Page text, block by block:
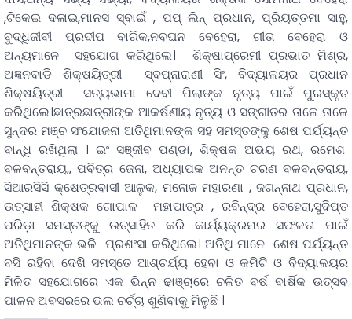
,ଟିକେଇ ଦଳାଇ,ମାନସ ସ୍ବାଇଁ , ପପ୍ ଲିନ୍ ପ୍ରଧାନ, ପ୍ରିୟତ୍ତମା ସାହୁ,
ବୁଦ୍ଧିଜୀବୀ ପ୍ରଦୀପ ବାରିକ,ନବଘନ ବେହେରା, ଗୀତା ବେହେରା ଓ
ଅନ୍ୟମାନେ ସହଯୋଗ କରିଥିଲେ। ଶିକ୍ଷାପ୍ରେମୀ ପ୍ରଭାତ ମିଶ୍ର,
ଅଜ୍ଞନବାଡି ଶିକ୍ଷୟିତ୍ରୀ ସ୍ବପ୍ନାରାଣୀ ସିଂ, ବିଦ୍ୟାଳୟର ପ୍ରଧାନ
ଶିକ୍ଷୟିତ୍ରୀ ସତ୍ୟଭାମା ଦେବୀ ପିଲାଙ୍କ ନୃତ୍ୟ ପାଇଁ ପୁରସ୍କୃତ
କରିଥିଲେ।ଛାତ୍ରଛାତ୍ରୀଙ୍କ ଆକର୍ଷଣୀୟ ନୃତ୍ୟ ଓ ସଙ୍ଗୀତର ତାଳେ ତାଳେ
ସୁନ୍ଦର ମଞ୍ଚ ସଂଯୋଜନା ଅତିଥିମାନଙ୍କ ସହ ସମସ୍ତଙ୍କୁ ଶେଷ ପର୍ଯ୍ୟନ୍ତ
ବାନ୍ଧି ରଖିଥିଲା । ଇଂ ସଞ୍ଜୀବ ପଣ୍ଡା, ଶିକ୍ଷକ ଅଭୟ ରଥ, ରମେଶ
ବଳବନ୍ତରାୟ,, ପବିତ୍ର ଜେନା, ଅଧ୍ୟାପକ ଅନନ୍ତ ଚରଣ ବଳବନ୍ତରାୟ,
ସିଆରସିସି କ୍ଷେତ୍ରବାସୀ ଆଳୁକ, ମନୋଜ ମହାରଣା , ଜଗନ୍ନାଥ ପ୍ରଧାନ,
ଉତ୍ସାହୀ ଶିକ୍ଷକ ଗୋପାଳ ମହାପାତ୍ର , ରବିନ୍ଦ୍ର ବେହେରା,ସୁଦିପ୍ତ
ପରିଡ଼ା ସମସ୍ତଙ୍କୁ ଉତ୍ସାହିତ କରି କାର୍ଯ୍ୟକ୍ରମର ସଫଳତା ପାଇଁ
ଅତିଥିମାନଙ୍କ ଭଳି ପ୍ରଶଂସା କରିଥିଲେ। ଅତିଥି ମାନେ ଶେଷ ପର୍ଯ୍ୟନ୍ତ
ବସି ରହିବା ଦେଖି ସମସ୍ତେ ଆଶ୍ଚର୍ଯ୍ୟ ହେବା ଓ କମିଟି ଓ ବିଦ୍ୟାଳୟର
ମିଳିତ ସହଯୋଗରେ ଏକ ଭିନ୍ନ ଢାଞ୍ଚାରେ ଚଳିତ ବର୍ଷ ବାର୍ଷିକ ଉତ୍ସବ
ପାଳନ ଅବସରରେ ଭଲ ଚର୍ଚ୍ଚା ଶୁଣିବାକୁ ମିଳୁଛି ।